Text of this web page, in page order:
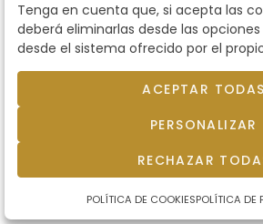
llamando al teléfono 915159584 o
info@subastassegre.es
Este sitio está protegido por reCAPTCHA y
Términos de servicio de
© 2026
Desarrollado por Labelgrup
Tenga en cuenta que, si acepta las
deberá eliminarlas desde las
desde el sistema ofrecido por el
ACEPTAR TODAS
PERSONALIZAR
RECHAZAR
POLÍTICA DE COOKIESPOLÍTICA DE